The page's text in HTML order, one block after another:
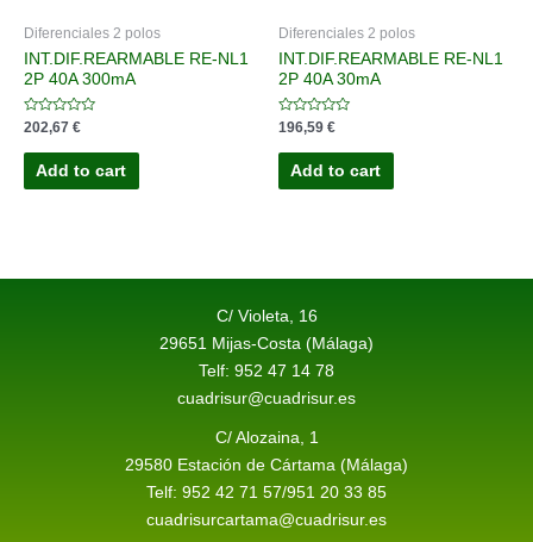
Diferenciales 2 polos
INT.DIF.REARMABLE RE-NL1
2P 40A 300mA
Rated
0
out
202,67 €
Add to cart
Diferenciales 2 polos
INT.DIF.REARMABLE RE-NL1
2P 40A 30mA
Rated
0
out
196,59 €
Add to cart
C/ Violeta, 16
29651 Mijas-Costa (Málaga)
Telf: 952 47 14 78
cuadrisur@cuadrisur.es
C/ Alozaina, 1
29580 Estación de Cártama (Málaga)
Telf: 952 42 71 57/951 20 33 85
cuadrisurcartama@cuadrisur.es